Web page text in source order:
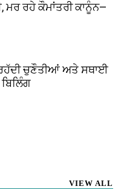
ਮਰ ਰਹੇ ਕੌਮਾਂਤਰੀ ਕਾਨੂੰਨ—
ਚੁਣੌਤੀਆਂ ਅਤੇ ਸਥਾਈ
VIEW ALL